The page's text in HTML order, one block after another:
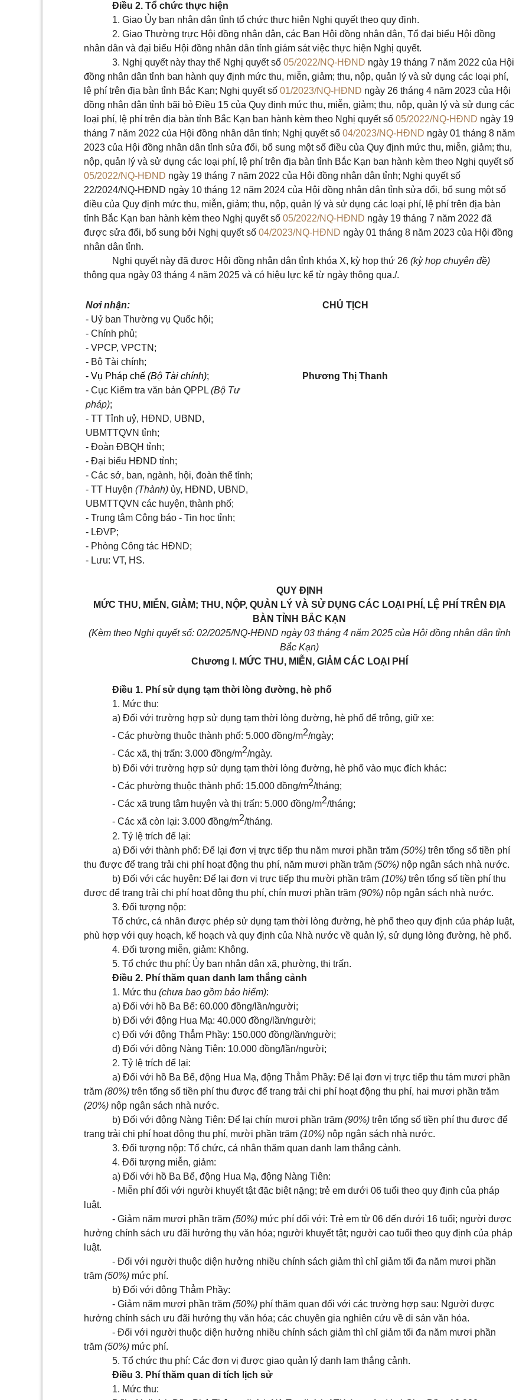
Điều 2. Tổ chức thực hiện
1. Giao Ủy ban nhân dân tỉnh tổ chức thực hiện Nghị quyếttheo quy định.
2. Giao Thường trực Hội đồng nhân dân, các Ban Hội đồng nhân dân, Tổ đại biểu Hội đồng
nhân dân và đại biểu Hội đồng nhân dân tỉnh giám sát việc thực hiện Nghị quyết.
3. Nghị quyết này thay thế Nghị quyết số 05/2022/NQ-HĐND ngày 19 tháng 7 năm 2022 của Hội
đồng nhân dân tỉnh ban hành quy định mức thu, miễn, giảm; thu, nộp, quản lý và sử dụng các loại phí,
lệ phí trên địa bàn tỉnh Bắc Kạn; Nghị quyết số 01/2023/NQ-HĐND ngày 26 tháng 4 năm 2023 của Hội
đồng nhân dân tỉnh bãi bỏ Điều 15 của Quy định mức thu, miễn, giảm; thu, nộp, quản lý và sử dụng các
loại phí, lệ phí trên địa bàn tỉnh Bắc Kạn ban hành kèm theo Nghị quyết số 05/2022/NQ-HĐND ngày 19
tháng 7 năm 2022 của Hội đồng nhân dân tỉnh; Nghị quyết số 04/2023/NQ-HĐND ngày 01 tháng 8 năm
2023 của Hội đồng nhân dân tỉnh sửa đổi, bổ sung một số điều của Quy định mức thu, miễn, giảm; thu,
nộp, quản lý và sử dụng các loại phí, lệ phí trên địa bàn tỉnh Bắc Kạn ban hành kèm theo Nghị quyết số
05/2022/NQ-HĐND ngày 19 tháng 7 năm 2022 của Hội đồng nhân dân tỉnh; Nghị quyết số
22/2024/NQ-HĐND ngày 10 tháng 12 năm 2024 của Hội đồng nhân dân tỉnh sửa đổi, bổ sung một số
điều của Quy định mức thu, miễn, giảm; thu, nộp, quản lý và sử dụng các loại phí, lệ phí trên địa bàn
tỉnh Bắc Kạn ban hành kèm theo Nghị quyết số 05/2022/NQ-HĐND ngày 19 tháng 7 năm 2022 đã
được sửa đổi, bổ sung bởi Nghị quyết số 04/2023/NQ-HĐND ngày 01 tháng 8 năm 2023 của Hội đồng
nhân dân tỉnh.
Nghị quyết này đã được Hội đồng nhân dân tỉnh khóa X, kỳ họp thứ 26 (kỳ họp chuyên đề)
thông qua ngày 03 tháng 4 năm 2025 và có hiệu lực kể từ ngày thông qua./.
Nơi nhận:
- Uỷ ban Thường vụ Quốc hội;
- Chính phủ;
- VPCP, VPCTN;
- Bộ Tài chính;
- Vụ Pháp chế (Bộ Tài chính);
- Cục Kiểm tra văn bản QPPL (Bộ Tư
pháp);
- TT Tỉnh uỷ, HĐND, UBND,
UBMTTQVN tỉnh;
- Đoàn ĐBQH tỉnh;
- Đại biểu HĐND tỉnh;
- Các sở, ban, ngành, hội, đoàn thể tỉnh;
- TT Huyện (Thành) ủy, HĐND, UBND,
UBMTTQVN các huyện, thành phố;
- Trung tâm Công báo - Tin học tỉnh;
- LĐVP;
- Phòng Công tác HĐND;
- Lưu: VT, HS.
CHỦ TỊCH
Phương Thị Thanh
QUY ĐỊNH
MỨC THU, MIỄN, GIẢM; THU, NỘP, QUẢN LÝ VÀ SỬ DỤNG CÁC LOẠI PHÍ, LỆ PHÍ TRÊN ĐỊA
BÀN TỈNH BẮC KẠN
(Kèm theo Nghị quyết số: 02/2025/NQ-HĐND ngày03 tháng 4 năm 2025 của Hội đồng nhân dân tỉnh
Bắc Kạn)
Chương I. MỨC THU, MIỄN, GIẢM CÁC LOẠI PHÍ
Điều 1. Phí sử dụng tạm thời lòng đường, hè phố
1. Mức thu:
a) Đối với trường hợp sử dụng tạm thời lòng đường, hè phố để trông, giữ xe:
- Các phường thuộc thành phố: 5.000 đồng/m2/ngày;
- Các xã, thị trấn: 3.000 đồng/m2/ngày.
b) Đối với trường hợp sử dụng tạm thời lòng đường, hè phố vào mục đích khác:
- Các phường thuộc thành phố: 15.000 đồng/m2/tháng;
- Các xã trung tâm huyện và thị trấn: 5.000 đồng/m2/tháng;
- Các xã còn lại: 3.000 đồng/m2/tháng.
2. Tỷ lệ trích để lại:
a) Đối với thành phố: Để lại đơn vị trực tiếp thu năm mươi phần trăm (50%) trên tổng số tiền phí
thu được để trang trải chi phí hoạt động thu phí, năm mươi phần trăm (50%) nộp ngân sách nhà nước.
b) Đối với các huyện: Để lại đơn vị trực tiếp thu mười phần trăm (10%) trên tổng số tiền phí thu
được để trang trải chi phí hoạt động thu phí, chín mươi phần trăm (90%) nộp ngân sách nhà nước.
3. Đối tượng nộp:
Tổ chức, cá nhân được phép sử dụng tạm thời lòng đường, hè phố theo quy định của pháp luật,
phù hợp với quy hoạch, kế hoạch và quy định của Nhà nước về quản lý, sử dụng lòng đường, hè phố.
4. Đối tượng miễn, giảm: Không.
5. Tổ chức thu phí: Ủy ban nhân dân xã, phường, thị trấn.
Điều 2. Phí thăm quan danh lam thắng cảnh
1. Mức thu (chưa bao gồm bảo hiểm):
a) Đối với hồ Ba Bể: 60.000 đồng/lần/người;
b) Đối với động Hua Mạ: 40.000 đồng/lần/người;
c) Đối với động Thẳm Phầy: 150.000 đồng/lần/người;
d) Đối với động Nàng Tiên: 10.000 đồng/lần/người;
2. Tỷ lệ trích để lại:
a) Đối với hồ Ba Bể, động Hua Mạ, động Thẳm Phầy: Để lại đơn vị trực tiếp thu tám mươi phần
trăm (80%) trên tổng số tiền phí thu được để trang trải chi phí hoạt động thu phí, hai mươi phần trăm
(20%) nộp ngân sách nhà nước.
b) Đối với động Nàng Tiên: Để lại chín mươi phần trăm (90%) trên tổng số tiền phí thu được để
trang trải chi phí hoạt động thu phí, mười phần trăm (10%) nộp ngân sách nhà nước.
3. Đối tượng nộp: Tổ chức, cá nhân thăm quan danh lam thắng cảnh.
4. Đối tượng miễn, giảm:
a) Đối với hồ Ba Bể, động Hua Mạ, động Nàng Tiên:
- Miễn phí đối với người khuyết tật đặc biệt nặng; trẻ em dưới 06 tuổi theo quy định của pháp
luật.
- Giảm năm mươi phần trăm (50%) mức phí đối với: Trẻ em từ 06 đến dưới 16 tuổi; người được
hưởng chính sách ưu đãi hưởng thụ văn hóa; người khuyết tật; người cao tuổi theo quy định của pháp
luật.
- Đối với người thuộc diện hưởng nhiều chính sách giảm thì chỉ giảm tối đa năm mươi phần
trăm (50%) mức phí.
b) Đối với động Thẳm Phầy:
- Giảm năm mươi phần trăm (50%) phí thăm quan đối với các trường hợp sau: Người được
hưởng chính sách ưu đãi hưởng thụ văn hóa; các chuyên gia nghiên cứu về di sản văn hóa.
- Đối với người thuộc diện hưởng nhiều chính sách giảm thì chỉ giảm tối đa năm mươi phần
trăm (50%) mức phí.
5. Tổ chức thu phí: Các đơn vị được giao quản lý danh lam thắng cảnh.
Điều 3. Phí thăm quan di tích lịch sử
1. Mức thu: